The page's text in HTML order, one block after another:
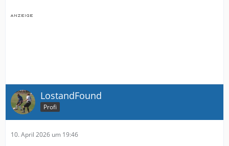
LostandFound
Profi
10. April 2026 um 19:46